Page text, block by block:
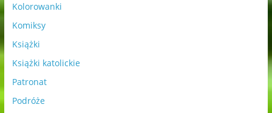
Kolorowanki
Komiksy
Książki
Książki katolickie
Patronat
Podróże